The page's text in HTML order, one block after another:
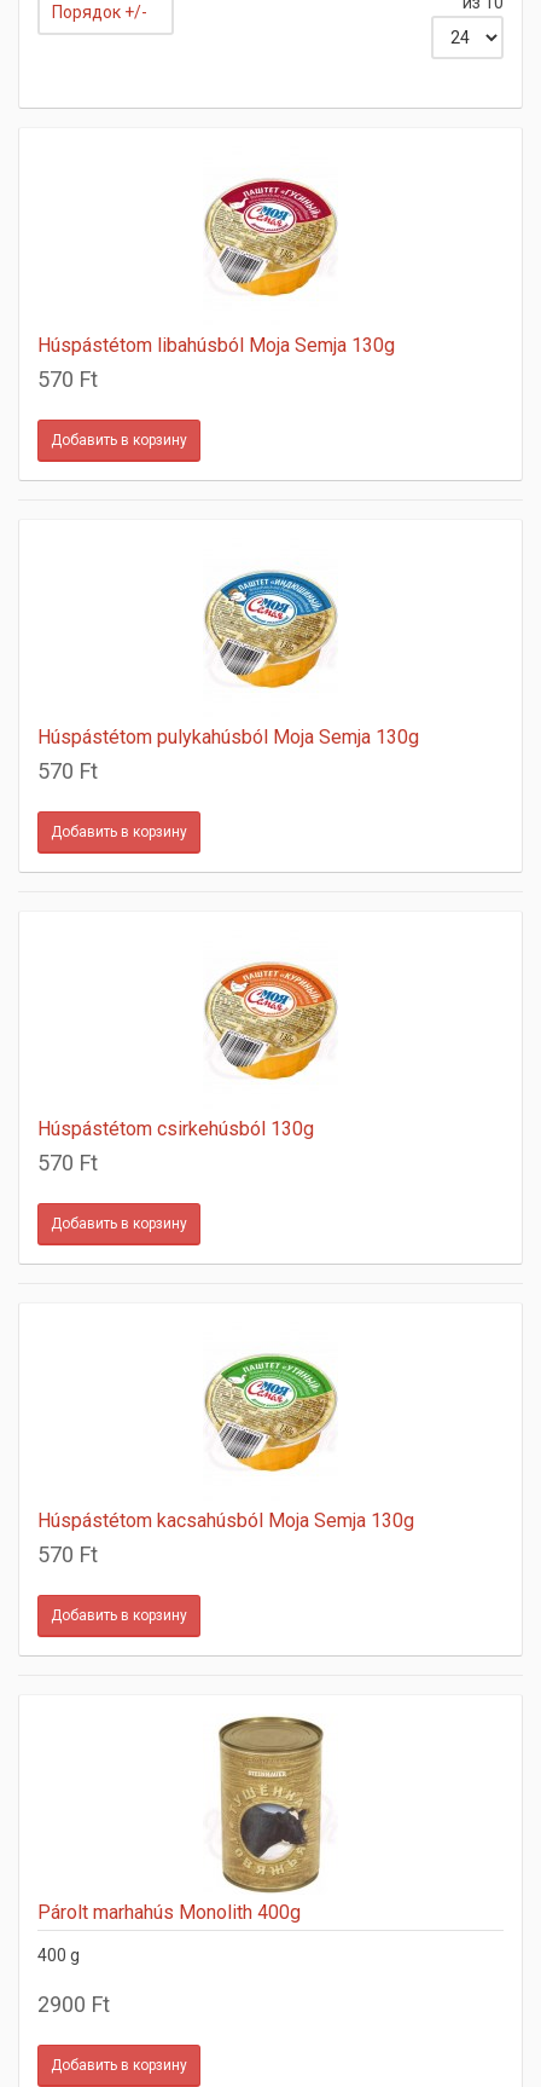
Порядок +/-
Húspástétom libahúsból Moja Semja 130g
570 Ft
Húspástétom pulykahúsból Moja Semja 130g
570 Ft
Húspástétom csirkehúsból 130g
570 Ft
Húspástétom kacsahúsból Moja Semja 130g
570 Ft
Párolt marhahús Monolith 400g
400 g
2900 Ft